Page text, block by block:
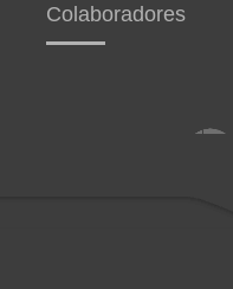
Colaboradores